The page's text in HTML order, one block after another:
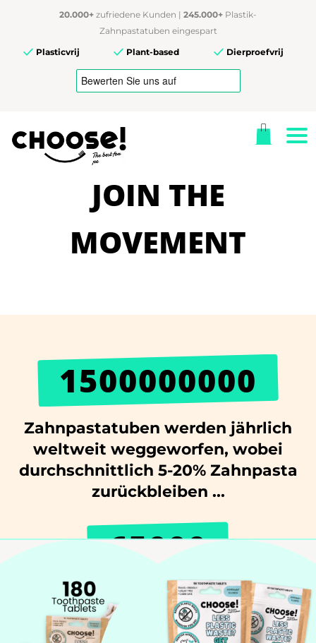
20.000+ zufriedene Kunden | 245.000+ Plastik-
Zahnpastatuben eingespart
Plasticvrij
Plant-based Dierproefvrij
JOIN THE
MOVEMENT
1500000000
Zahnpastatuben werden jährlich
weltweit weggeworfen, wobei
durchschnittlich 5-20% Zahnpasta
zurückbleiben ...
65000
Benachteiligte Kinder in Kenia
halfen mit zahnärztlicher Hilfe!